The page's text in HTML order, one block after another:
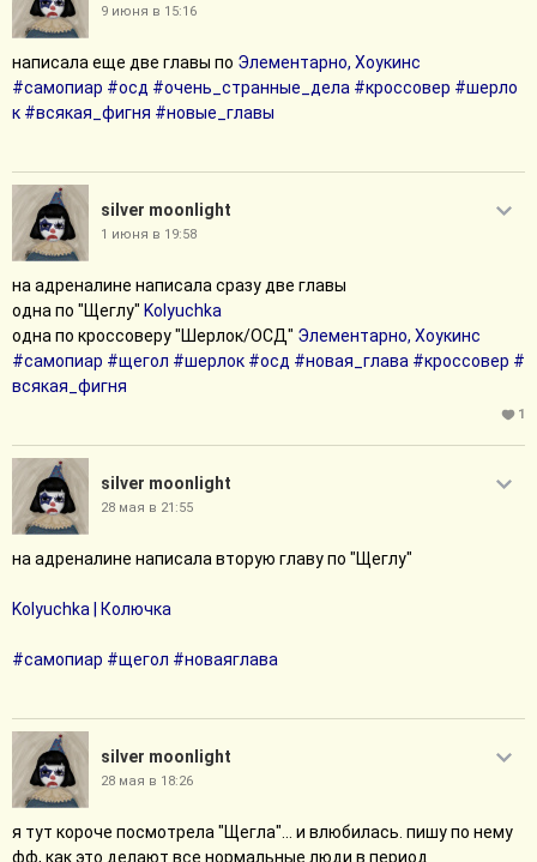
9 июня в 15:16
написала еще две главы по Элементарно, Хоукинс
#самопиар #осд #очень_странные_дела #кроссовер #шерло
к #всякая_фигня #новые_главы
silver moonlight
1 июня в 19:58
на адреналине написала сразу две главы
одна по "Щеглу" Kolyuchka
одна по кроссоверу "Шерлок/ОСД" Элементарно, Хоукинс
#самопиар #щегол #шерлок #осд #новая_глава #кроссовер #
всякая_фигня
1
silver moonlight
28 мая в 21:55
на адреналине написала вторую главу по "Щеглу"
Kolyuchka | Колючка
#самопиар #щегол #новаяглава
silver moonlight
28 мая в 18:26
я тут короче посмотрела "Щегла"... и влюбилась. пишу по нему
фф, как это делают все нормальные люди в период